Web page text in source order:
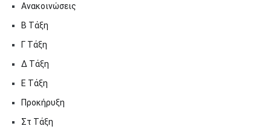
Ανακοινώσεις
Β Τάξη
Γ Τάξη
Δ Τάξη
Ε Τάξη
Προκήρυξη
Στ Τάξη